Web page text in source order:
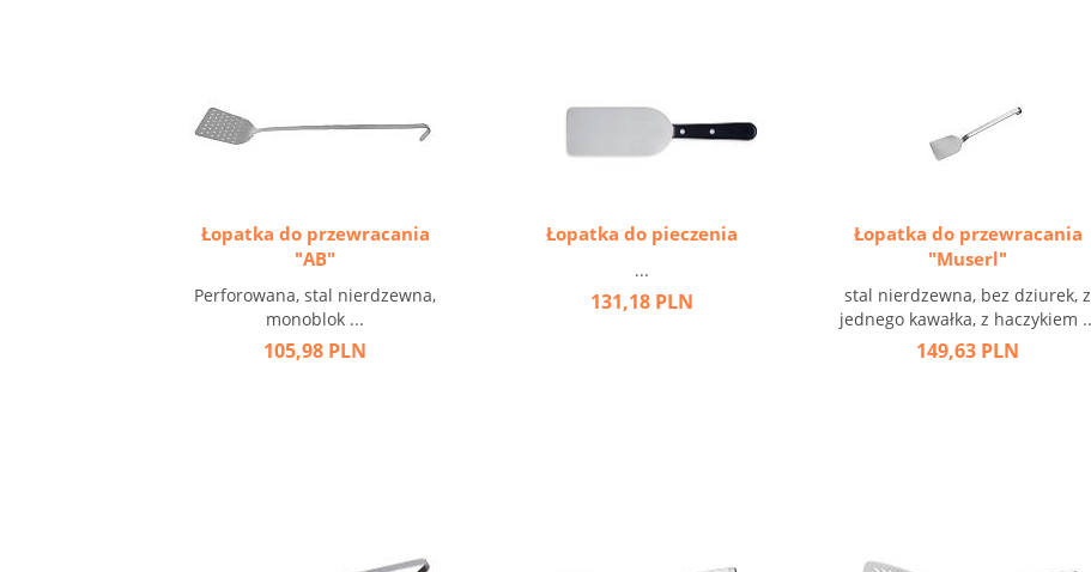
Łopatka do przewracania
"AB"
Perforowana, stal nierdzewna,
monoblok ...
105,98 PLN
Łopatka do pieczenia
...
131,18 PLN
Łopatka do przewracania
"Muserl"
stal nierdzewna, bez dziurek, z
jednego kawałka, z haczykiem
149,63 PLN